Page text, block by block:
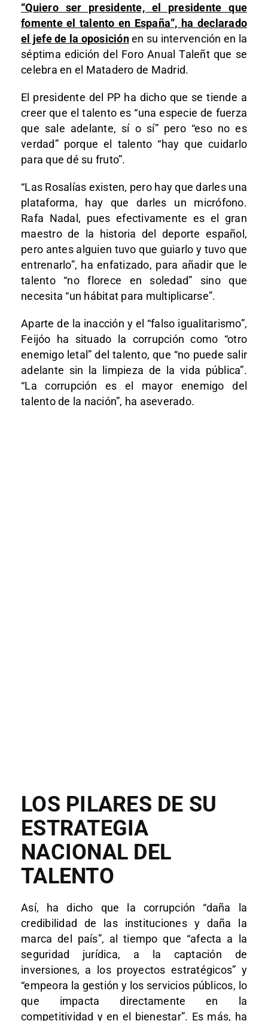
“Quiero ser presidente, el presidente que
fomente el talento en España”, ha declarado
el jefe de la oposiciónen su intervención en la
séptima edición del Foro Anual Taleñt que se
celebra en el Matadero de Madrid.
El presidente del PP ha dicho que se tiende a
creer que el talento es “una especie de fuerza
que sale adelante, sí o sí” pero “eso no es
verdad” porque el talento “hay que cuidarlo
para que dé su fruto”.
“Las Rosalías existen, pero hay que darles una
plataforma, hay que darles un micrófono.
Rafa Nadal, pues efectivamente es el gran
maestro de la historia del deporte español,
pero antes alguien tuvo que guiarlo y tuvo que
entrenarlo”, ha enfatizado, para añadir que le
talento “no florece en soledad” sino que
necesita “un hábitat para multiplicarse”.
Aparte de la inacción y el “falso igualitarismo”,
Feijóo ha situado la corrupción como “otro
enemigo letal” del talento, que “no puede salir
adelante sin la limpieza de la vida pública”.
“La corrupción es el mayor enemigo del
talento de la nación”, ha aseverado.
LOS PILARES DE SU
ESTRATEGIA
NACIONAL DEL
TALENTO
Así, ha dicho que la corrupción “daña la
credibilidad de las instituciones y daña la
marca del país”, al tiempo que “afecta a la
seguridad jurídica, a la captación de
inversiones, a los proyectos estratégicos” y
“empeora la gestión y los servicios públicos, lo
que impacta directamente en la
competitividad y en el bienestar”. Es más, ha